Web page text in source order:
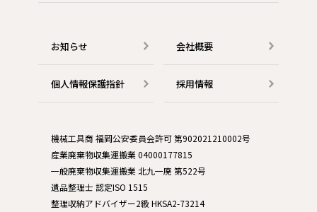
お知らせ 会社概要
個人情報保護指針 採用情報
機械工具商 福岡公安委員会許可 第902021210002号
産業廃棄物収集運搬業 04000177815
一般廃棄物収集運搬業 北九一廃 第522号
遺品整理士 認定ISO 1515
整理収納アドバイザー2級 HKSA2-73214